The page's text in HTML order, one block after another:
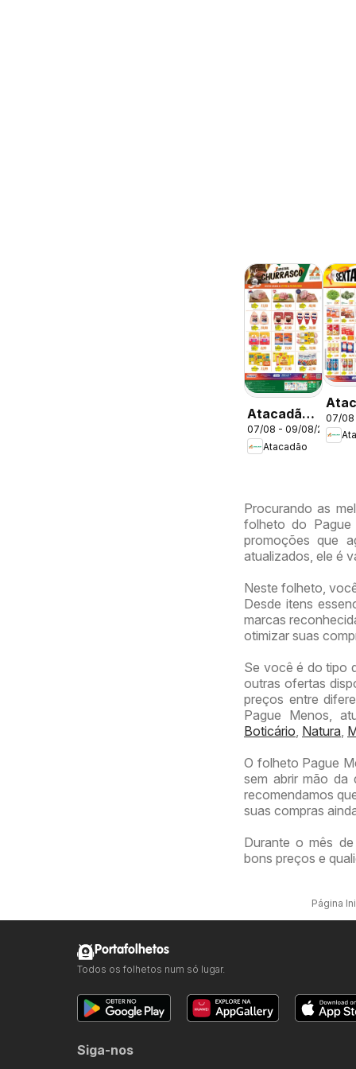
Atacadão
ofertas -
DF
07/08 - 09/08/2026
Atacadão
DF
07/
Procurando as
folheto do Pague
promoções que
atualizados, ele é
Neste folheto,
Desde itens
marcas
otimizar suas
Se você é do tipo
outras ofertas
preços entre
Pague Menos,
Boticário, Natura,
O folheto Pague
sem abrir mão da
recomendamos
suas compras
Durante o mês
bons preços e
Página
Portafolhetos
Todos os folhetos num só lugar.
Siga-nos